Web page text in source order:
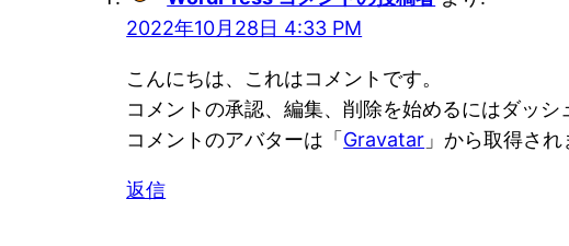
2022年10月28日 4:33 PM
こんにちは、これはコメントです。
コメントの承認、編集、削除を始めるにはダッ
コメントのアバターは「 Gravatar 」から取得され
返信